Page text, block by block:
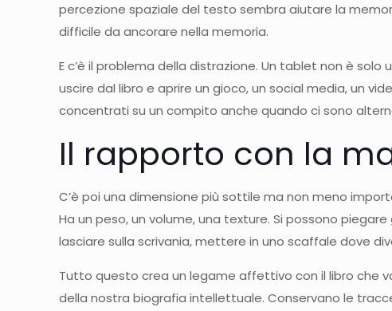
percezione spaziale del testo sembra aiutare la
difficile da ancorare nella memoria.
E c’è il problema della distrazione. Un tablet non è
uscire dal libro e aprire un gioco, un social media, un
concentrati su un compito anche quando ci sono
Il rapporto con la
C’è poi una dimensione più sottile ma non meno
Ha un peso, un volume, una texture. Si possono
lasciare sulla scrivania, mettere in uno scaffale dove
Tutto questo crea un legame affettivo con il libro che
della nostra biografia intellettuale. Conservano le